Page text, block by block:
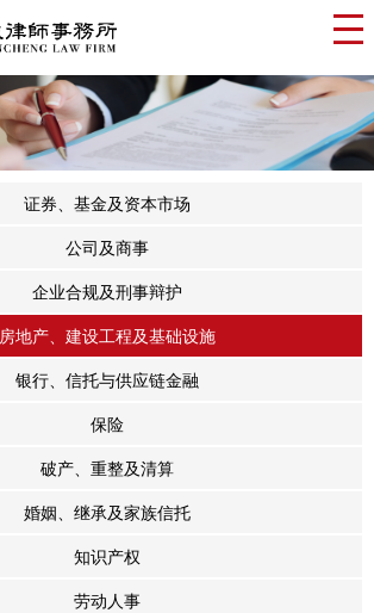
证券、基金及资本市场
公司及商事
企业合规及刑事辩护
房地产、建设工程及基础设施
银行、信托与供应链金融
保险
破产、重整及清算
婚姻、继承及家族信托
知识产权
劳动人事